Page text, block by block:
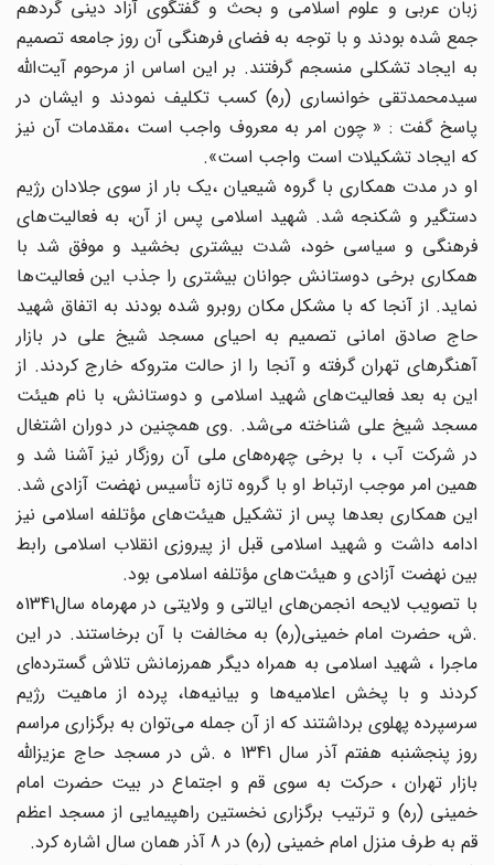
زبان عربی و علوم اسلامی و بحث و گفتگوی آزاد دینی گردهم
جمع شده بودند و با توجه به فضای فرهنگی آن روز جامعه تصمیم
به ایجاد تشکلی منسجم گرفتند. بر این اساس از مرحوم آیت‌الله
سیدمحمدتقی خوانساری (ره) کسب تکلیف نمودند و ایشان در
پاسخ گفت : « چون امر به معروف واجب است ،‌مقدمات آن نیز
که ایجاد تشکیلات است واجب است».
او در مدت همکاری با گروه شیعیان ،‌یک بار از سوی جلادان رژیم
دستگیر و شکنجه شد. شهید اسلامی پس از آن، به فعالیت‌های
فرهنگی و سیاسی خود، شدت بیشتری بخشید و موفق شد با
همکاری برخی دوستانش جوانان بیشتری را جذب این فعالیت‌ها
نماید. از آنجا که با مشکل مکان روبرو شده بودند به اتفاق شهید
حاج صادق امانی تصمیم به احیای مسجد شیخ علی در بازار‌
آهنگرهای تهران گرفته و آنجا را از حالت متروکه خارج کردند. از
این به بعد فعالیت‌های شهید اسلامی و دوستانش، با نام هیئت
مسجد شیخ علی شناخته می‌شد. .وی همچنین در دوران اشتغال
در شرکت آب ، با برخی چهره‌های ملی آن روزگار نیز آشنا شد و
همین امر موجب ارتباط او با گروه تازه تأسیس نهضت آزادی شد.
این همکاری بعدها پس از تشکیل هیئت‌های مؤتلفه اسلامی نیز
ادامه داشت و شهید اسلامی قبل از پیروزی انقلاب اسلامی رابط
بین نهضت آزادی و هیئت‌های مؤتلفه اسلامی بود.
با تصویب لایحه انجمن‌های ایالتی و ولایتی در مهرماه سال1341ه
.ش،‌ حضرت امام خمینی(ره) به مخالفت با آن برخاستند. در این
ماجرا ، شهید اسلامی به همراه دیگر همرزمانش تلاش گسترده‌ای
کردند و با پخش اعلامیه‌ها و بیانیه‌ها، پرده از ماهیت رژیم
سرسپرده پهلوی برداشتند که از آن جمله می‌توان به برگزاری مراسم
روز پنجشنبه هفتم آذر سال 1341 ه .ش در مسجد حاج عزیزالله
بازار تهران ،‌ حرکت به سوی قم و اجتماع در بیت حضرت امام
خمینی (ره) و ترتیب برگزاری نخستین راهپیمایی از مسجد اعظم
قم به طرف منزل امام خمینی (ره) در 8 آذر همان سال اشاره کرد.